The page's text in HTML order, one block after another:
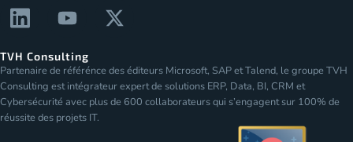
TVH Consulting
Partenaire de référénce des éditeurs Microsoft, SAP et Talend, le groupe TVH
Consulting est intégrateur expert de solutions ERP, Data, BI, CRM et
Cybersécurité avec plus de 600 collaborateurs qui s’engagent sur 100% de
réussite des projets IT.